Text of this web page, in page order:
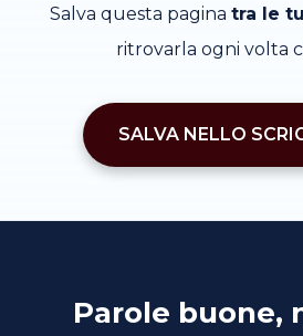
Salva questa pagina tra le
ritrovarla ogni volta
SALVA NELLO
Parole buone,